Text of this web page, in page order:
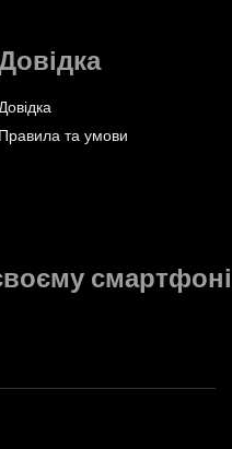
Правила та умови
смартфоні